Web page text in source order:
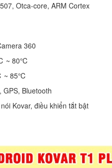
Otca-core, ARM Cortex
360
~ 80℃
~ 85℃
GPS, Bluetooth
Kovar, điều khiển tắt bật